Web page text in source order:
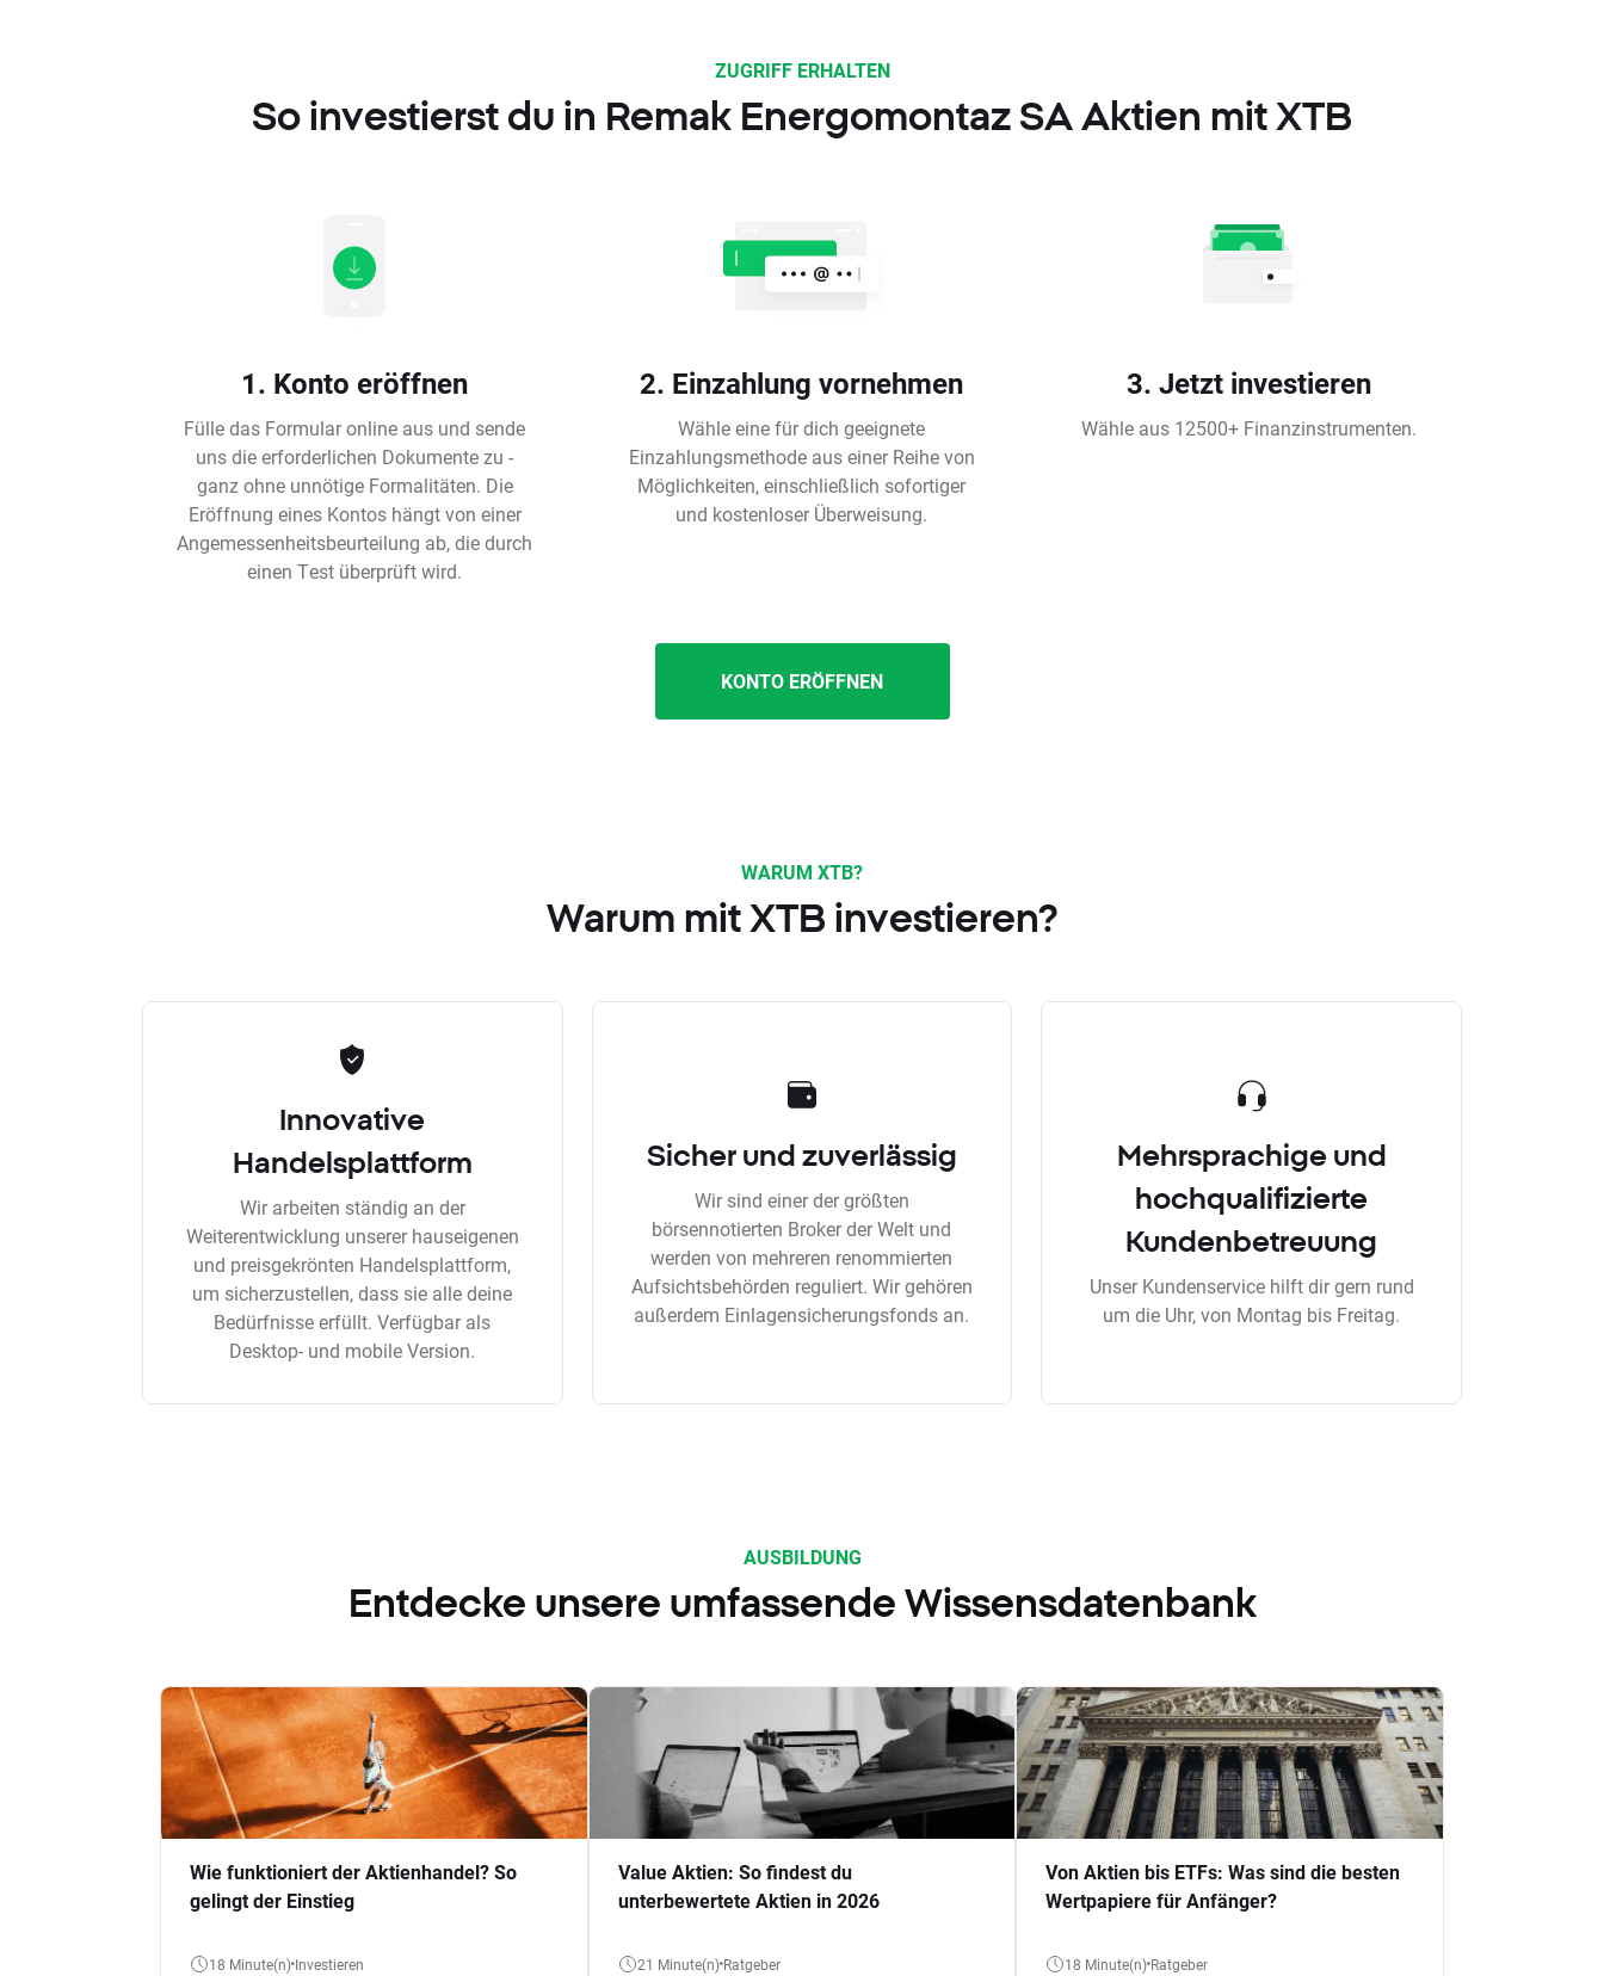
ZUGRIFF ERHALTEN
So investierst du in Remak Energomontaz SA Aktien mit XTB
1. Konto eröffnen
Fülle das Formular online aus und sende
uns die erforderlichen Dokumente zu -
ganz ohne unnötige Formalitäten. Die
Eröffnung eines Kontos hängt von einer
Angemessenheitsbeurteilung ab, die durch
einen Test überprüft wird.
2. Einzahlung vornehmen
Wähle eine für dich geeignete
Einzahlungsmethode aus einer Reihe von
Möglichkeiten, einschließlich sofortiger
und kostenloser Überweisung.
3. Jetzt investieren
Wähle aus 12500+ Finanzinstrumenten.
KONTO ERÖFFNEN
WARUM XTB?
Warum mit XTB investieren?
Innovative
Handelsplattform
Wir arbeiten ständig an der
Weiterentwicklung unserer hauseigenen
und preisgekrönten Handelsplattform,
um sicherzustellen, dass sie alle deine
Bedürfnisse erfüllt. Verfügbar als
Desktop- und mobile Version.
Sicher und zuverlässig
Wir sind einer der größten
börsennotierten Broker der Welt und
werden von mehreren renommierten
Aufsichtsbehörden reguliert. Wir gehören
außerdem Einlagensicherungsfonds an.
Mehrsprachige und
hochqualifizierte
Kundenbetreuung
Unser Kundenservice hilft dir gern rund
um die Uhr, von Montag bis Freitag.
AUSBILDUNG
Entdecke unsere umfassende Wissensdatenbank
Wie funktioniert der Aktienhandel? So
gelingt der Einstieg
18 Minute(n) Investieren
Value Aktien: So findest du
unterbewertete Aktien in 2026
21 Minute(n) Ratgeber
Von Aktien bis ETFs: Was sind die besten
Wertpapiere für Anfänger?
18 Minute(n) Ratgeber